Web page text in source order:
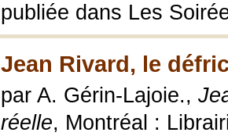
publiée dans Les
Jean Rivard, le
par A. Gérin-Lajoie.,
réelle, Montréal :